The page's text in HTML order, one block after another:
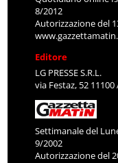
8/2012
Autorizzazione del
Editore
LG PRESSE S.R.L.
via Festaz, 52 11100
Settimanale del
9/2002
Autorizzazione del